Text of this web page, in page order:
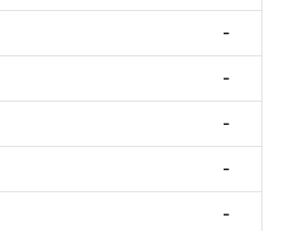
-
-
-
-
-